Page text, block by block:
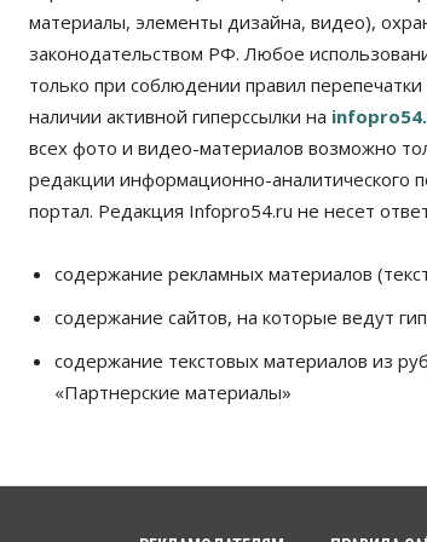
материалы, элементы дизайна, видео),
законодательством РФ. Любое
только при соблюдении правил
наличии активной гиперссылки на
всех фото и видео-материалов возможно
редакции информационно-аналитического
портал. Редакция Infopro54.ru не несет
содержание рекламных материалов
содержание сайтов, на которые ведут
содержание текстовых материалов из
«Партнерские материалы»